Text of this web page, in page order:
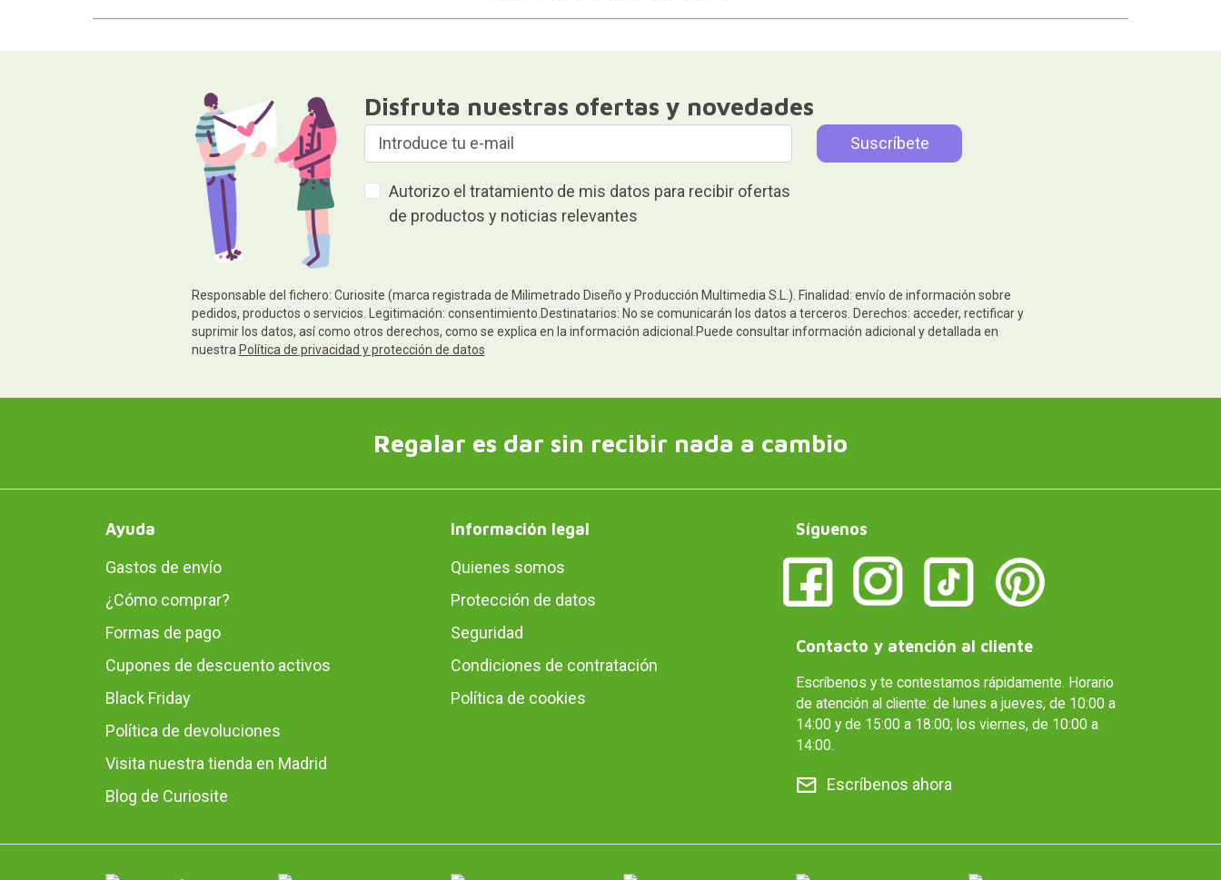
Disfruta nuestras ofertas y novedades
Autorizo el tratamiento de mis datos para recibir ofertas
de productos y noticias relevantes
Responsable del fichero: Curiosite (marca registrada de Milimetrado Diseño y Producción Multimedia S.L.). Finalidad: envío de información sobre
pedidos, productos o servicios. Legitimación: consentimiento.Destinatarios: No se comunicarán los datos a terceros. Derechos: acceder, rectificar y
suprimir los datos, así como otros derechos, como se explica en la información adicional.Puede consultar información adicional y detallada en
nuestra Política de privacidad y protección de datos
Regalar es dar sin recibir nada a cambio
Ayuda
Gastos de envío
¿Cómo comprar?
Formas de pago
Cupones de descuento activos
Black Friday
Política de devoluciones
Visita nuestra tienda en Madrid
Blog de Curiosite
Información legal
Quienes somos
Protección de datos
Seguridad
Condiciones de contratación
Política de cookies
Síguenos
Contacto y atención al cliente
Escríbenos y te contestamos rápidamente. Horario
de atención al cliente: de lunes a jueves, de 10:00 a
14:00 y de 15:00 a 18:00; los viernes, de 10:00 a
14:00.
Escríbenos ahora